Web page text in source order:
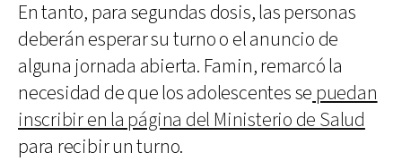
En tanto, para segundas dosis, las personas
deberán esperar su turno o el anuncio de
alguna jornada abierta. Famin, remarcó la
necesidad de que los adolescentes se puedan
inscribir en la página del Ministerio de Salud
para recibir un turno.